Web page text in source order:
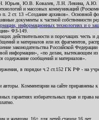
Ю.Н. Юрьев, Ю.В. Ковалев, Л.Н. Левина,
и массовых коммуникаций
п. 2 ст. 13 «Создание архивов». Основной
документы к частной собственности
информационных технологиях и о
ФЗ-149.
действительности и порочащих
и материалов или их фрагментов,
законодательства Российской
«по делам, вытекающим из
содержание сообщений и материалов».
в порядке ч.2 ст.152 ГК РФ - на
авторы. Комментарии на сайте
избирательных прав и права
и женщин. 16+ для детей старше 16 лет.